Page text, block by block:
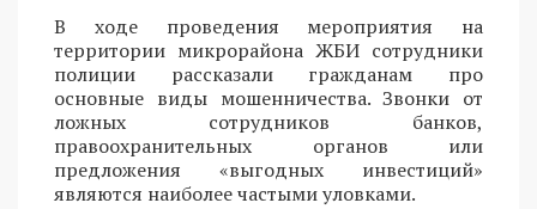
В ходе проведения мероприятия на
территории микрорайона ЖБИ сотрудники
полиции рассказали гражданам про
основные виды мошенничества. Звонки от
ложных сотрудников банков,
правоохранительных органов или
предложения «выгодных инвестиций»
являются наиболее частыми уловками.